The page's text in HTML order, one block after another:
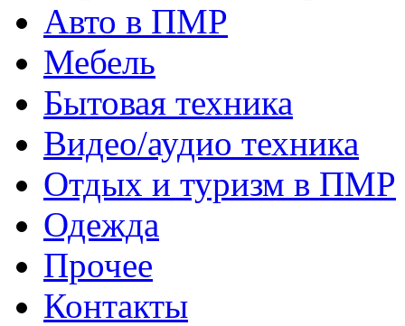
Авто в ПМР
Мебель
Бытовая техника
Видео/аудио техника
Отдых и туризм в ПМР
Одежда
Прочее
Контакты